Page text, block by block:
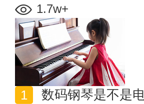
1.7w+
数码钢琴是不是